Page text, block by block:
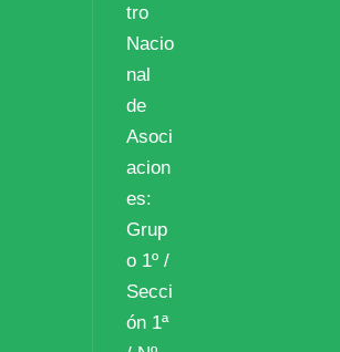
tro
Nacio
nal
de
Asoci
acion
es:
Grup
o 1º /
Secci
ón 1ª